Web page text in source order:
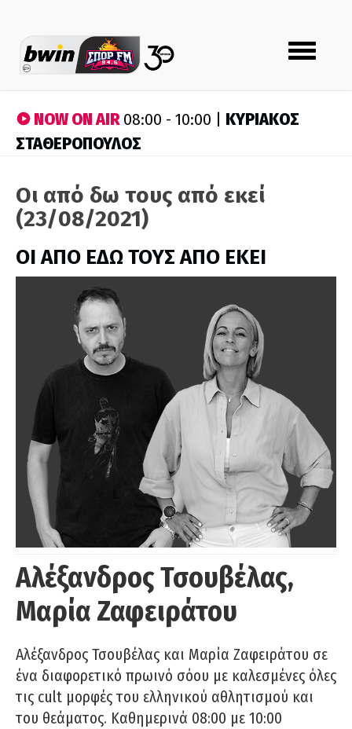
Toggle
navigation
NOW ON AIR08:00 - 10:00 | ΚΥΡΙΑΚΟΣ
ΣΤΑΘΕΡΟΠΟΥΛΟΣ
Οι από δω τους από εκεί
(23/08/2021)
ΟΙ ΑΠΟ ΕΔΩ ΤΟΥΣ ΑΠΟ ΕΚΕΙ
Αλέξανδρος Τσουβέλας,
Μαρία Ζαφειράτου
Αλέξανδρος Τσουβέλας και Μαρία Ζαφειράτου σε
ένα διαφορετικό πρωινό σόου με καλεσμένες όλες
τις cult μορφές του ελληνικού αθλητισμού και
του θεάματος. Καθημερινά 08:00 με 10:00